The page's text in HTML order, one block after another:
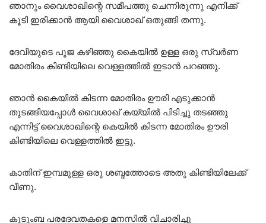
ഞാനും വൈശാഖിന്റെ സമീപത്തു ചെന്നിരുന്നു എനിക്ക്
കൂടി ഇരിക്കാൻ ആയി വൈശാഖ് ഒതുങ്ങി തന്നു.
ദേവിയുടെ പൂജ കഴിഞ്ഞു കൈയിൽ ഉള്ള ഒരു സ്വർണ
മോതിരം കിണ്ടിയിലെ വെള്ളത്തിൽ ഇടാൻ പറഞ്ഞു.
ഞാൻ കൈയിൽ കിടന്ന മോതിരം ഊരി എടുക്കാൻ
തുടങ്ങിയപ്പോൾ വൈശാഖ് കയ്യിൽ പിടിച്ചു തടഞ്ഞു
എന്നിട്ട് വൈശാഖിന്റെ കെയിൽ കിടന്ന മോതിരം ഊരി
കിണ്ടിയിലെ വെള്ളത്തിൽ ഇട്ടു.
കാതിന്‌ ഇമ്പമുള്ള ഒരു ശബ്ദത്തോടെ അതു കിണ്ടിയിലേക്ക്
വീണു.
കുടുംബ പരദേവതകളെ മനസിൽ വിചാരിച്ചു